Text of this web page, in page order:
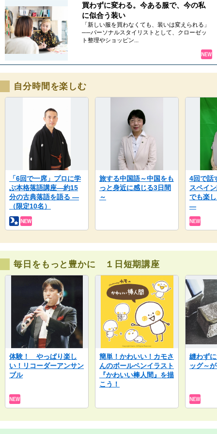
買わずに変わる。今ある服で、今の私
に似合う装い
「新しい服を買わなくても、装いは変えられる」
──パーソナルスタイリストとして、クローゼッ
ト整理やショッピン...
自分時間を楽しむ
「6回で一席」プロに学
ぶ本格落語講座―約15
分の古典落語を語る ―
（限定10名）
旅する中国語～中国をも
っと身近に感じる3日間
～
4回で話
スペイ
でも楽
―
毎日をもっと豊かに １日短期講座
体験！ やっぱり楽し
い！リコーダーアンサン
ブル
簡単！かわいい！カモさ
んのボールペンイラスト
『かわいい棒人間』を描
こう！
縫わず
ッグ～